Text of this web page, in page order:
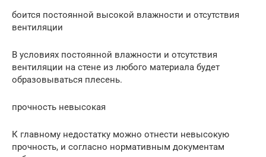
боится постоянной высокой влажности и отсутствия
вентиляции
В условиях постоянной влажности и отсутствия
вентиляции на стене из любого материала будет
образовываться плесень.
прочность невысокая
К главному недостатку можно отнести невысокую
прочность, и согласно нормативным документам